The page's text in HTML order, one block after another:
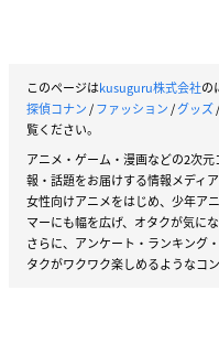
このページはkusuguru株式会社の
探偵コナン/ファッション/グッズ/
覧ください。
アニメ・ゲーム・漫画などの2次
報・話題をお届けする情報メディア
女性向けアニメをはじめ、少年ア
マーにも幅を広げ、オタクが気に
さらに、アンケート・ランキング
タクがワクワク楽しめるようなコ